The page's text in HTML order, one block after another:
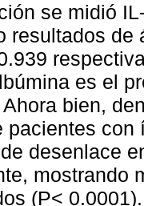
se midió
resultados de
es el
bien,
pacientes con
desenlace
mostrando
(P<